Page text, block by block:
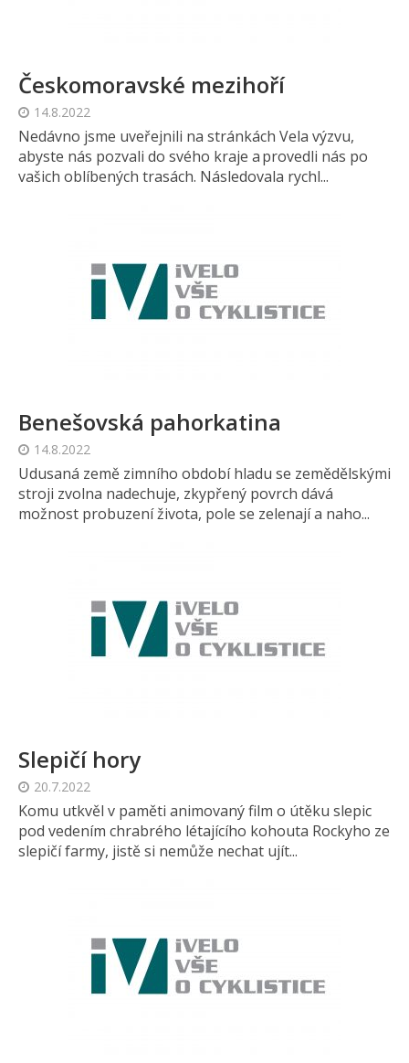
Českomoravské mezihoří
14.8.2022
Nedávno jsme uveřejnili na stránkách Vela výzvu,
abyste nás pozvali do svého kraje a provedli nás po
vašich oblíbených trasách. Následovala rychl...
Benešovská pahorkatina
14.8.2022
Udusaná země zimního období hladu se zemědělskými
stroji zvolna nadechuje, zkypřený povrch dává
možnost probuzení života, pole se zelenají a naho...
Slepičí hory
20.7.2022
Komu utkvěl v paměti animovaný film o útěku slepic
pod vedením chrabrého létajícího kohouta Rockyho ze
slepičí farmy, jistě si nemůže nechat ujít...